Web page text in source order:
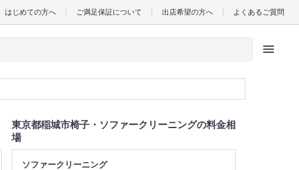
はじめての方へ ご満足保証について 出店希望の方へ よくあるご質問
menu
東京都稲城市椅子・ソファークリーニングの料金相
場
ソファークリーニング